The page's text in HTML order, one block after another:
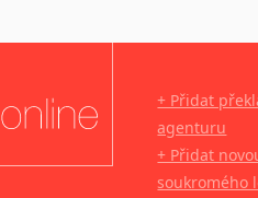
+ Přidat
agenturu
+ Přidat
soukromého